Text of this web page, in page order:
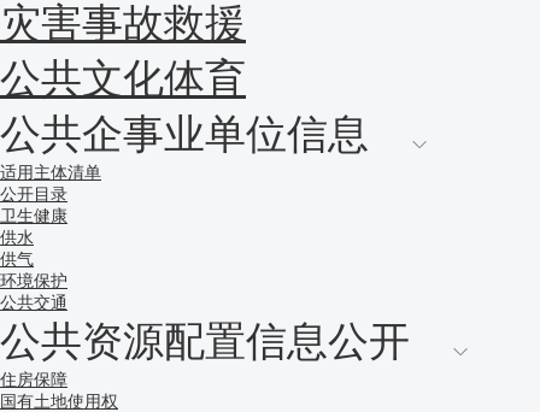
灾害事故救援
公共文化体育
公共企事业单位信息
适用主体清单
公开目录
卫生健康
供水
供气
环境保护
公共交通
公共资源配置信息公开
住房保障
国有土地使用权